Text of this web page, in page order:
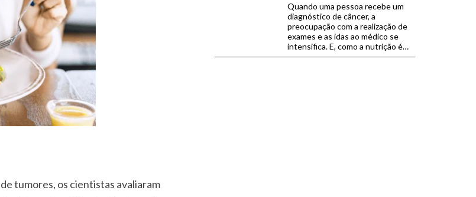
tumores, os cientistas avaliaram
Quando uma pessoa recebe um
diagnóstico de câncer, a
preocupação com a realização de
exames e as idas ao médico se
intensifica. E, como a nutrição é
associada principalmente ao